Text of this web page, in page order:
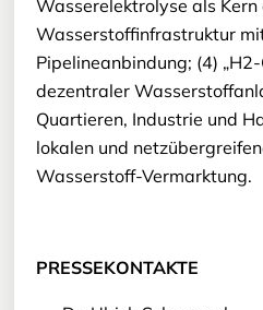
Wasserelektrolyse als Kern
Wasserstoffinfrastruktur
Pipelineanbindung; (4)
dezentraler
Quartieren, Industrie und
lokalen und
Wasserstoff-Vermarktung.
PRESSEKONTAKTE